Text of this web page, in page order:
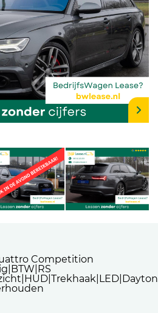
Competition